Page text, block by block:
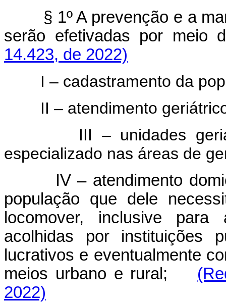
§ 1º A prevenção e a
serão efetivadas por meio
14.423, de 2022)
I – cadastramento da
II – atendimento geriátrico
III – unidades
especializado nas áreas de
IV – atendimento
população que dele
locomover, inclusive
acolhidas por instituições
lucrativos e eventualmente
meios urbano e rural;
2022)